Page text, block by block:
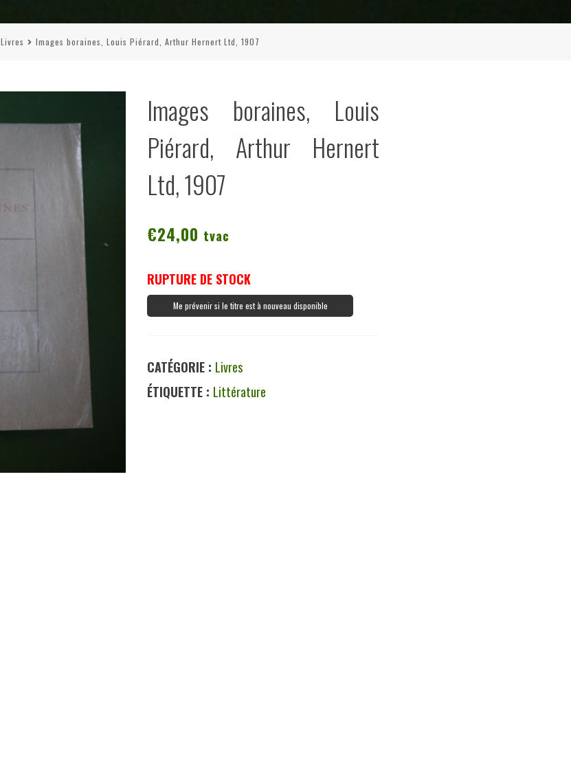
Livres Images boraines, Louis Piérard, Arthur Hernert Ltd, 1907
Images boraines, Louis
Piérard, Arthur Hernert
Ltd, 1907
€24,00 tvac
RUPTURE DE STOCK
Me prévenir si le titre est à nouveau disponible
CATÉGORIE : Livres
ÉTIQUETTE : Littérature